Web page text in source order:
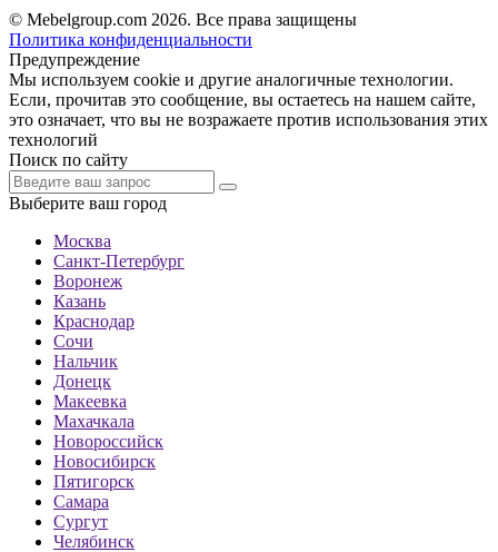
© Mebelgroup.com 2026. Все права защищены
Политика конфиденциальности
Предупреждение
Мы используем cookie и другие аналогичные технологии.
Если, прочитав это сообщение, вы остаетесь на нашем сайте,
это означает, что вы не возражаете против использования этих
технологий
Поиск по сайту
Выберите ваш город
Москва
Санкт-Петербург
Воронеж
Казань
Краснодар
Сочи
Нальчик
Донецк
Макеевка
Махачкала
Новороссийск
Новосибирск
Пятигорск
Самара
Сургут
Челябинск